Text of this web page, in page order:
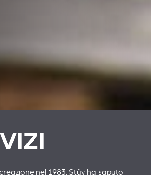
nel 1983, Stûv ha saputo